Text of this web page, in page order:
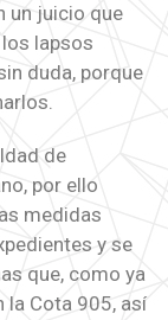
un juicio que
lapsos
duda, porque
de
por ello
medidas
y se
que, como ya
la Cota 905, así